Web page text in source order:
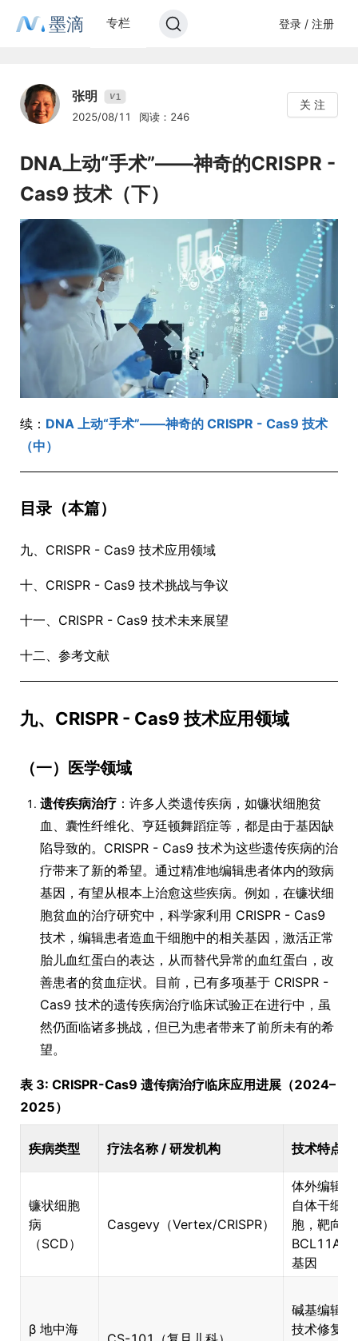
墨滴 专栏 登录 / 注册
张明 V1
2025/08/11 阅读：246
关 注
DNA上动“手术”——神奇的CRISPR -
Cas9 技术（下）
续： DNA 上动“手术”——神奇的 CRISPR - Cas9 技术
（中）
目录（本篇）
九、CRISPR - Cas9 技术应用领域
十、CRISPR - Cas9 技术挑战与争议
十一、CRISPR - Cas9 技术未来展望
十二、参考文献
九、CRISPR - Cas9 技术应用领域
（一）医学领域
遗传疾病治疗 ：许多人类遗传疾病，如镰状细胞贫
血、囊性纤维化、亨廷顿舞蹈症等，都是由于基因缺
陷导致的。CRISPR - Cas9 技术为这些遗传疾病的治
疗带来了新的希望。通过精准地编辑患者体内的致病
基因，有望从根本上治愈这些疾病。例如，在镰状细
胞贫血的治疗研究中，科学家利用 CRISPR - Cas9
技术，编辑患者造血干细胞中的相关基因，激活正常
胎儿血红蛋白的表达，从而替代异常的血红蛋白，改
善患者的贫血症状。目前，已有多项基于 CRISPR -
Cas9 技术的遗传疾病治疗临床试验正在进行中，虽
然仍面临诸多挑战，但已为患者带来了前所未有的希
望。
表 3: CRISPR-Cas9 遗传病治疗临床应用进展（2024–
2025）
疾病类型 疗法名称 / 研发机构 技术特点
镰状细胞
病
（SCD）
Casgevy（Vertex/CRISPR）
体外编辑
自体干细
胞，靶向
BCL11A
基因
β 地中海
碱基编辑
技术修复